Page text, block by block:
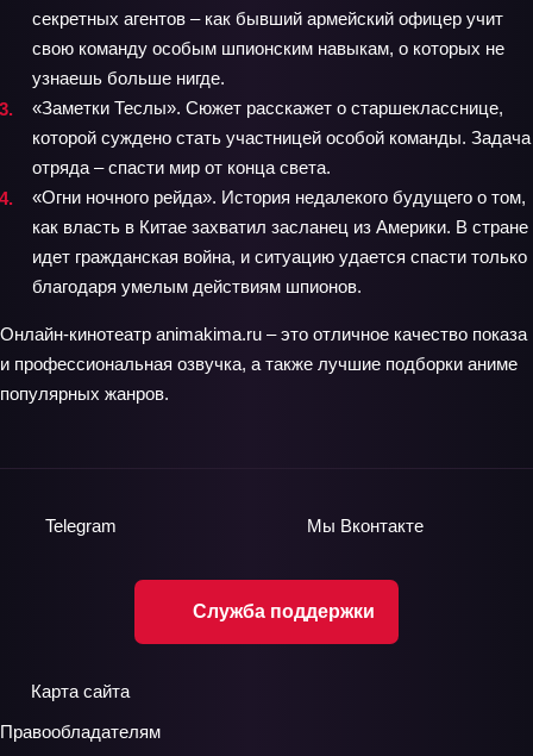
секретных агентов – как бывший армейский офицер учит
свою команду особым шпионским навыкам, о которых не
узнаешь больше нигде.
«Заметки Теслы». Сюжет расскажет о старшекласснице,
которой суждено стать участницей особой команды. Задача
отряда – спасти мир от конца света.
«Огни ночного рейда». История недалекого будущего о том,
как власть в Китае захватил засланец из Америки. В стране
идет гражданская война, и ситуацию удается спасти только
благодаря умелым действиям шпионов.
Онлайн-кинотеатр аnimakima.ru – это отличное качество показа
и профессиональная озвучка, а также лучшие подборки аниме
популярных жанров.
Служба поддержки
Telegram Мы Вконтакте
Карта сайта
Правообладателям